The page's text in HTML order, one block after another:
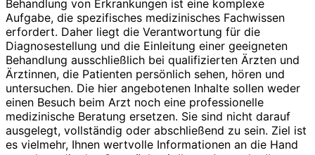
Behandlung von Erkrankungen ist eine komplexe
Aufgabe, die spezifisches medizinisches Fachwissen
erfordert. Daher liegt die Verantwortung für die
Diagnosestellung und die Einleitung einer geeigneten
Behandlung ausschließlich bei qualifizierten Ärzten und
Ärztinnen, die Patienten persönlich sehen, hören und
untersuchen. Die hier angebotenen Inhalte sollen weder
einen Besuch beim Arzt noch eine professionelle
medizinische Beratung ersetzen. Sie sind nicht darauf
ausgelegt, vollständig oder abschließend zu sein. Ziel ist
es vielmehr, Ihnen wertvolle Informationen an die Hand